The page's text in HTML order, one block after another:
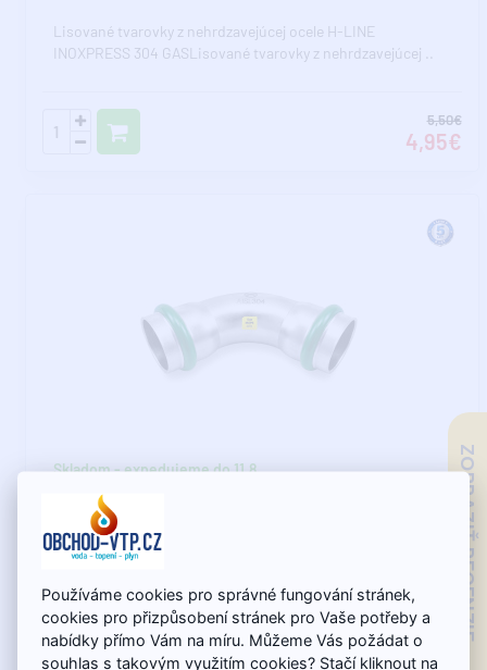
ZOBRAZIŤ RECENZIE
Lisované tvarovky z nehrdzavejúcej ocele H-LINE
INOXPRESS 304 GASLisované tvarovky z nehrdzavejúcej ..
5,50€
4,95€
Skladom - expedujeme do 11.8.
INOXPRESS GAS Oblúk I/I 45° 15mm
Lisované tvarovky z nehrdzavejúcej ocele H-LINE
INOXPRESS 304 GASLisované tvarovky z nehrdzavejúcej ..
Používáme cookies pro správné fungování stránek,
cookies pro přizpůsobení stránek pro Vaše potřeby a
nabídky přímo Vám na míru. Můžeme Vás požádat o
souhlas s takovým využitím cookies? Stačí kliknout na